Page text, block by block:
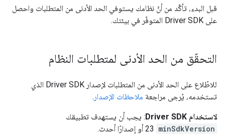
قبل البدء، تأكَّد من أنّ نظامك يستوفي الحد الأدنى من المتطلبات واحصل
على Driver SDK المتوفّر في بيئتك.
التحقّق من الحد الأدنى لمتطلبات النظام
للاطّلاع على الحد الأدنى من المتطلبات لإصدار Driver SDK الذي
تستخدمه، يُرجى مراجعة ملاحظات الإصدار .
لاستخدام Driver SDK
: يجب أن يستهدف تطبيقك
minSdkVersion